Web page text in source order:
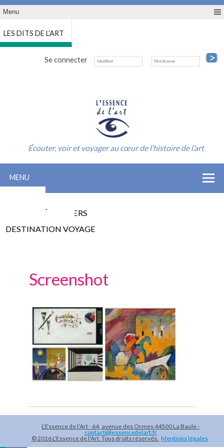
Menu
LES DITS DE L’ART
Se connecter
Écouter, voir et voyager au cœur de l’histoire de l’art
MENU
LES CONFÉRENCIERS
DESTINATION VOYAGE
Screenshot
L'Essence de l'Art - 64, avenue des Ormes 44500 La Baule -
contact@lessencedelart.fr
© 2016 L'Essence de l'Art. Tous droits réservés. Mentions légales